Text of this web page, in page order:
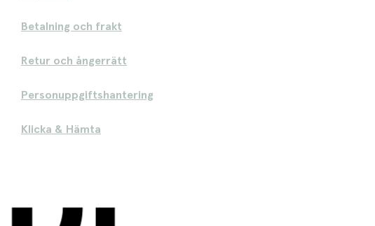
Betalning och frakt
Retur och ångerrätt
Personuppgiftshantering
Klicka & Hämta